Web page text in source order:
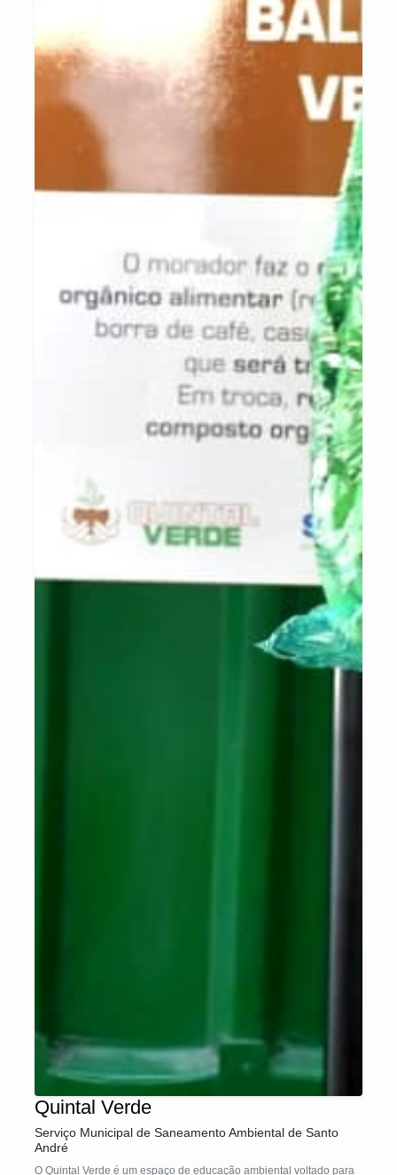
Quintal Verde
Serviço Municipal de Saneamento Ambiental de Santo
André
O Quintal Verde é um espaço de educação ambiental voltado para